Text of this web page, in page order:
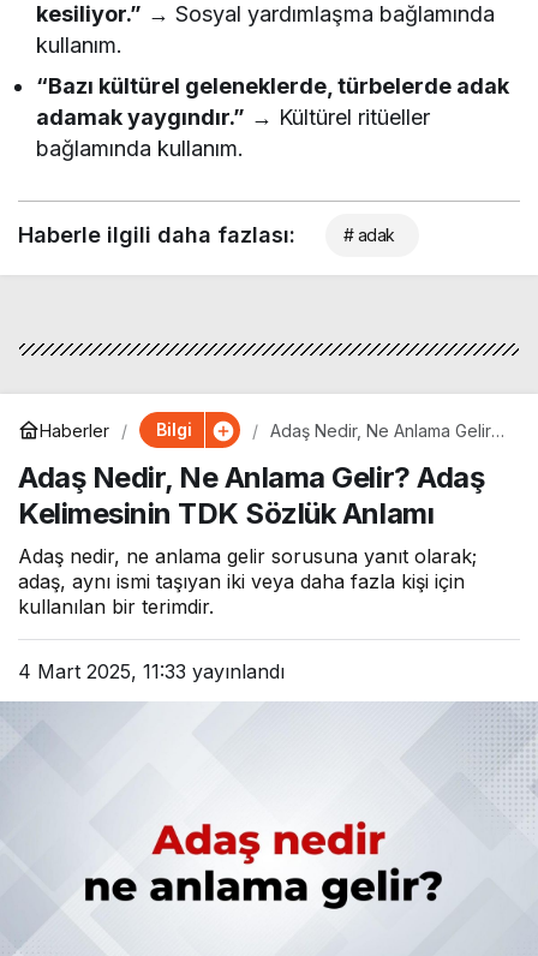
kesiliyor.” → Sosyal yardımlaşma bağlamında
kullanım.
“Bazı kültürel geleneklerde, türbelerde adak
adamak yaygındır.” → Kültürel ritüeller
bağlamında kullanım.
Haberle ilgili daha fazlası: # adak
Haberler Bilgi
Adaş Nedir, Ne Anlama Gelir?
Anlamı
Adaş Nedir, Ne Anlama Gelir? Adaş
Kelimesinin TDK Sözlük Anlamı
Adaş nedir, ne anlama gelir sorusuna yanıt olarak;
adaş, aynı ismi taşıyan iki veya daha fazla kişi için
kullanılan bir terimdir.
4 Mart 2025, 11:33 yayınlandı